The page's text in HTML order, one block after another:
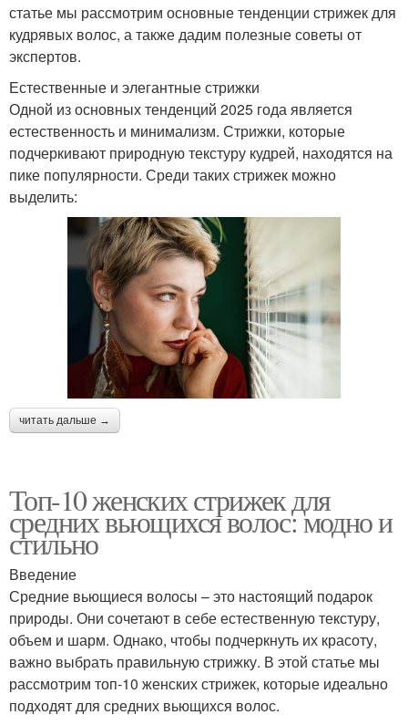
статье мы рассмотрим основные тенденции стрижек для
кудрявых волос, а также дадим полезные советы от
экспертов.
Естественные и элегантные стрижки
Одной из основных тенденций 2025 года является
естественность и минимализм. Стрижки, которые
подчеркивают природную текстуру кудрей, находятся на
пике популярности. Среди таких стрижек можно
выделить:
читать дальше →
Топ-10 женских стрижек для
средних вьющихся волос: модно и
стильно
Введение
Средние вьющиеся волосы – это настоящий подарок
природы. Они сочетают в себе естественную текстуру,
объем и шарм. Однако, чтобы подчеркнуть их красоту,
важно выбрать правильную стрижку. В этой статье мы
рассмотрим топ-10 женских стрижек, которые идеально
подходят для средних вьющихся волос.